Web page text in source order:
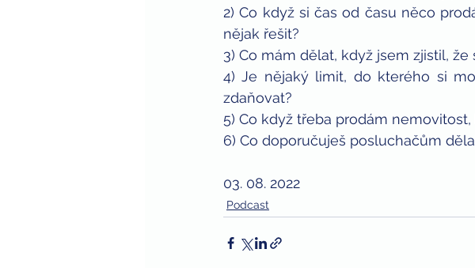
2) Co když si čas od času něco
nějak řešit?
3) Co mám dělat, když jsem zjistil,
4) Je nějaký limit, do kterého si
zdaňovat?
5) Co když třeba prodám
6) Co doporučuješ posluchačům
03. 08. 2022
Podcast